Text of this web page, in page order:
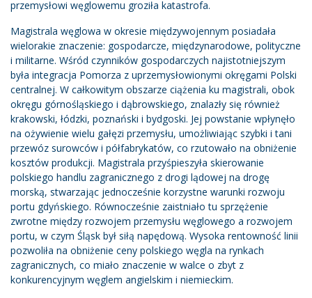
przemysłowi węglowemu groziła katastrofa.
Magistrala węglowa w okresie międzywojennym posiadała
wielorakie znaczenie: gospodarcze, międzynarodowe, polityczne
i militarne. Wśród czynników gospodarczych najistotniejszym
była integracja Pomorza z uprzemysłowionymi okręgami Polski
centralnej. W całkowitym obszarze ciążenia ku magistrali, obok
okręgu górnośląskiego i dąbrowskiego, znalazły się również
krakowski, łódzki, poznański i bydgoski. Jej powstanie wpłynęło
na ożywienie wielu gałęzi przemysłu, umożliwiając szybki i tani
przewóz surowców i półfabrykatów, co rzutowało na obniżenie
kosztów produkcji. Magistrala przyśpieszyła skierowanie
polskiego handlu zagranicznego z drogi lądowej na drogę
morską, stwarzając jednocześnie korzystne warunki rozwoju
portu gdyńskiego. Równocześnie zaistniało tu sprzężenie
zwrotne między rozwojem przemysłu węglowego a rozwojem
portu, w czym Śląsk był siłą napędową. Wysoka rentowność linii
pozwoliła na obniżenie ceny polskiego węgla na rynkach
zagranicznych, co miało znaczenie w walce o zbyt z
konkurencyjnym węglem angielskim i niemieckim.